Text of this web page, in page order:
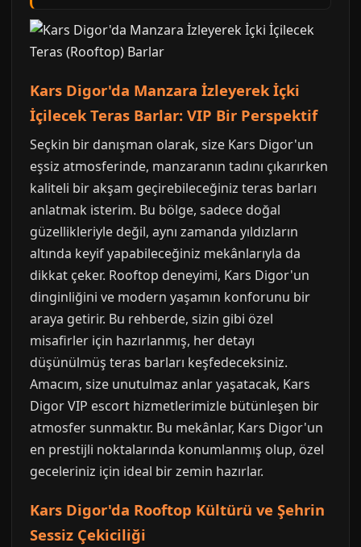
Kars Digor'da Manzara İzleyerek İçki
İçilecek Teras Barlar: VIP Bir Perspektif
Seçkin bir danışman olarak, size Kars Digor'un
eşsiz atmosferinde, manzaranın tadını çıkarırken
kaliteli bir akşam geçirebileceğiniz teras barları
anlatmak isterim. Bu bölge, sadece doğal
güzellikleriyle değil, aynı zamanda yıldızların
altında keyif yapabileceğiniz mekânlarıyla da
dikkat çeker. Rooftop deneyimi, Kars Digor'un
dinginliğini ve modern yaşamın konforunu bir
araya getirir. Bu rehberde, sizin gibi özel
misafirler için hazırlanmış, her detayı
düşünülmüş teras barları keşfedeceksiniz.
Amacım, size unutulmaz anlar yaşatacak, Kars
Digor VIP escort hizmetlerimizle bütünleşen bir
atmosfer sunmaktır. Bu mekânlar, Kars Digor'un
en prestijli noktalarında konumlanmış olup, özel
geceleriniz için ideal bir zemin hazırlar.
Kars Digor'da Rooftop Kültürü ve Şehrin
Sessiz Çekiciliği